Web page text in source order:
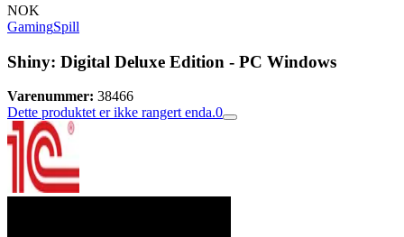
NOK
GamingSpill
Shiny: Digital Deluxe Edition - PC Windows
Varenummer: 38466
Dette produktet er ikke rangert enda.0